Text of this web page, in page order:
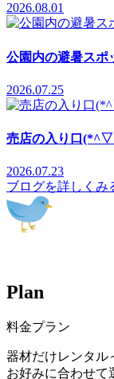
2026.08.01
公園内の避暑ス
2026.07.25
売店の入り口
2026.07.23
ブログを詳しくみ
Plan
料金プラン
器材だけレンタル
お好みに合わせて